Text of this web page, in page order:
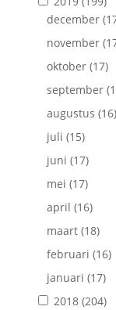
december
november
oktober(17)
september
augustus (16)
juli (15)
juni (17)
mei (17)
april (16)
maart(18)
februari (16)
januari (17)
2018(204)